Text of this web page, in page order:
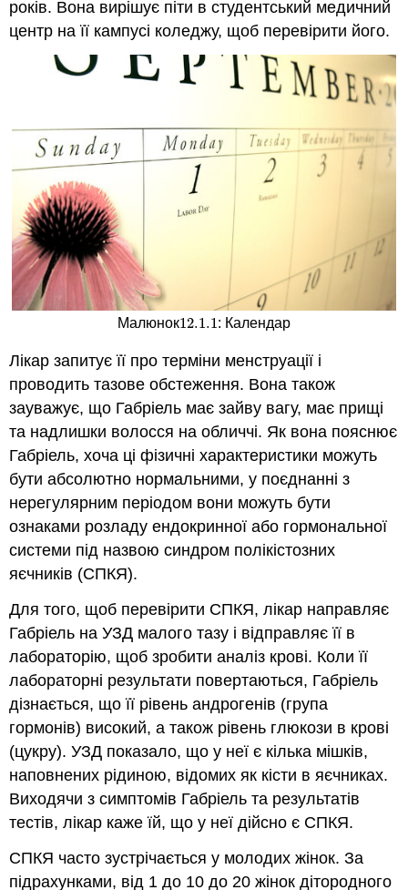
років. Вона вирішує піти в студентський медичний
центр на її кампусі коледжу, щоб перевірити його.
Малюнок12.1.1
12.1.1: Календар
Лікар запитує її про терміни менструації і
проводить тазове обстеження. Вона також
зауважує, що Габріель має зайву вагу, має прищі
та надлишки волосся на обличчі. Як вона пояснює
Габріель, хоча ці фізичні характеристики можуть
бути абсолютно нормальними, у поєднанні з
нерегулярним періодом вони можуть бути
ознаками розладу ендокринної або гормональної
системи під назвою синдром полікістозних
яєчників (СПКЯ).
Для того, щоб перевірити СПКЯ, лікар направляє
Габріель на УЗД малого тазу і відправляє її в
лабораторію, щоб зробити аналіз крові. Коли її
лабораторні результати повертаються, Габріель
дізнається, що її рівень андрогенів (група
гормонів) високий, а також рівень глюкози в крові
(цукру). УЗД показало, що у неї є кілька мішків,
наповнених рідиною, відомих як кісти в яєчниках.
Виходячи з симптомів Габріель та результатів
тестів, лікар каже їй, що у неї дійсно є СПКЯ.
СПКЯ часто зустрічається у молодих жінок. За
підрахунками, від 1 до 10 до 20 жінок дітородного